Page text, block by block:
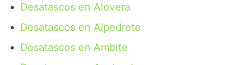
Desatascos en Alovera
Desatascos en Alpedrete
Desatascos en Ambite